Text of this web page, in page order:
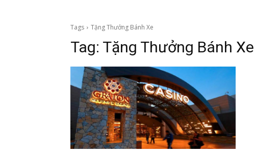
Tags Tặng Thưởng Bánh Xe
Tag: Tặng Thưởng Bánh Xe